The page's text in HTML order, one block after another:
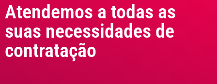
Atendemos a todas as
suas necessidades de
contratação